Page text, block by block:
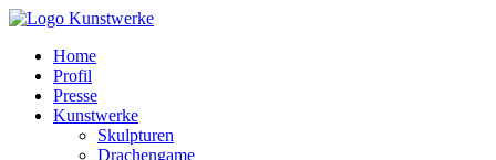
Home
Profil
Presse
Kunstwerke
Skulpturen
Drachengame